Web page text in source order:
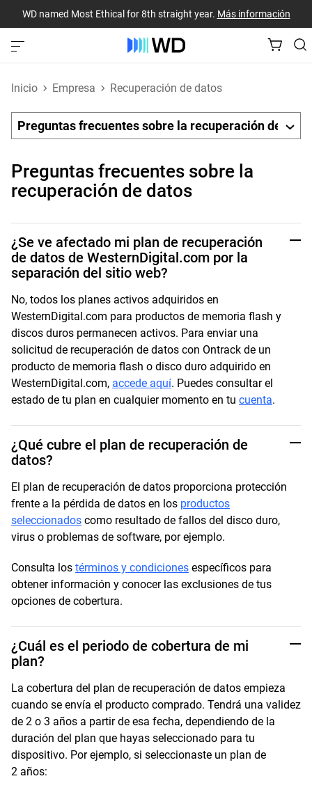
WD named Most Ethical for 8th straight year. Más información
Inicio Empresa Recuperación de datos
Preguntas frecuentes sobre la
recuperación de datos
¿Se ve afectado mi plan de recuperación
de datos de WesternDigital.com por la
separación del sitio web?
No, todos los planes activos adquiridos en
WesternDigital.com para productos de memoria flash y
discos duros permanecen activos. Para enviar una
solicitud de recuperación de datos con Ontrack de un
producto de memoria flash o disco duro adquirido en
WesternDigital.com, accede aquí. Puedes consultar el
estado de tu plan en cualquier momento en tu cuenta.
¿Qué cubre el plan de recuperación de
datos?
El plan de recuperación de datos proporciona protección
frente a la pérdida de datos en los productos
seleccionados como resultado de fallos del disco duro,
virus o problemas de software, por ejemplo.
Consulta los términos y condiciones específicos para
obtener información y conocer las exclusiones de tus
opciones de cobertura.
¿Cuál es el periodo de cobertura de mi
plan?
La cobertura del plan de recuperación de datos empieza
cuando se envía el producto comprado. Tendrá una validez
de 2 o 3 años a partir de esa fecha, dependiendo de la
duración del plan que hayas seleccionado para tu
dispositivo. Por ejemplo, si seleccionaste un plan de
2 años: